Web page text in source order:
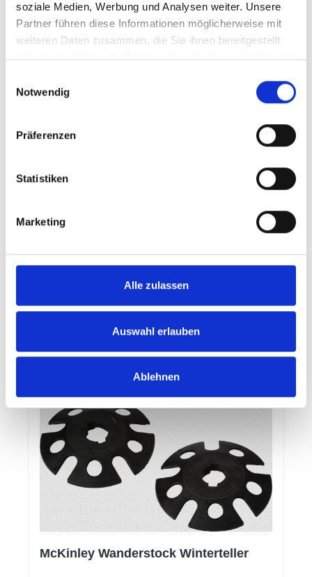
soziale Medien, Werbung und Analysen weiter. Unsere
Partner führen diese Informationen möglicherweise mit
weiteren Daten zusammen, die Sie ihnen bereitgestellt
haben oder die sie im Rahmen Ihrer Nutzung der Dienste
Notwendig
Präferenzen
Statistiken
Marketing
Alle zulassen
Auswahl erlauben
Ablehnen
LEKI Trail Lite
LEKI Trekking-Stöcke Trail Lite | Griff: EVOCON |
Vario (stufenlos verstellbar) | Rohrmaterial:
Details
McKinley Wanderstock Winterteller